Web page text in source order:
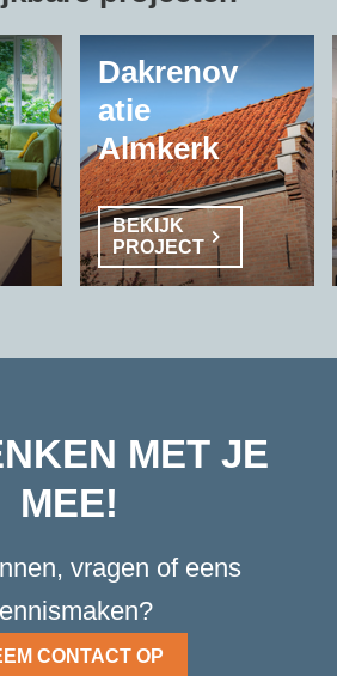
Dakrenov
atie
Almkerk
BEKIJK
PROJECT
MET JE
MEE!
vragen of eens
CONTACT OP